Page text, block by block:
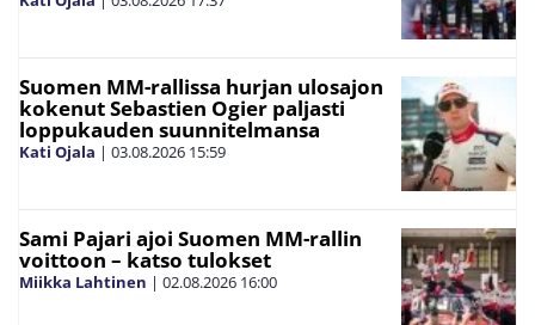
Suomen MM-rallissa hurjan ulosajon
kokenut Sebastien Ogier paljasti
loppukauden suunnitelmansa
Kati Ojala | 03.08.2026 15:59
Sami Pajari ajoi Suomen MM-rallin
voittoon – katso tulokset
Miikka Lahtinen | 02.08.2026 16:00